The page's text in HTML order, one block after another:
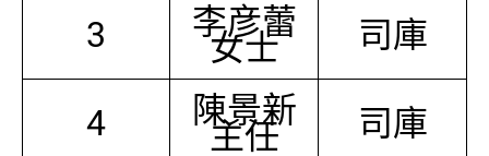
3 李彦蕾
女士 司庫
4 陳景新
主任 司庫